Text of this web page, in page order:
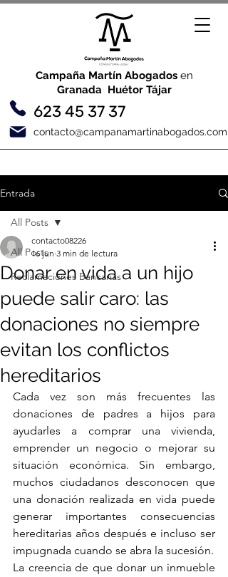
Campaña Martín Abogadosen
Granada Huétor Tájar
623 45 37 37
contacto@campanamartinabogados.com
Entrada
All Posts
Reclamaciones Bancarias
All Posts
Donar en vida a un hijo
puede salir caro: las
donaciones no siempre
evitan los conflictos
hereditarios
contacto08226
16 jun 3 min de lectura
Cada vez son más frecuentes las
donaciones de padres a hijos para
ayudarles a comprar una vivienda,
emprender un negocio o mejorar su
situación económica. Sin embargo,
muchos ciudadanos desconocen que
una donación realizada en vida puede
generar importantes consecuencias
hereditarias años después e incluso ser
impugnada cuando se abra la sucesión.
La creencia de que donar un inmueble